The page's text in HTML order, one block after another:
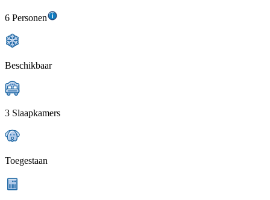
6 Personen
Beschikbaar
3 Slaapkamers
Toegestaan